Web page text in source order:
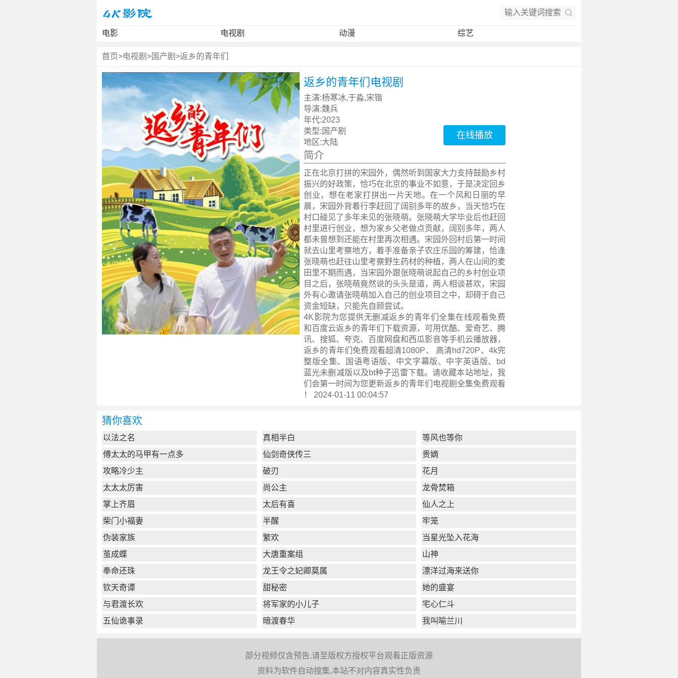
电影 电视剧 动漫 综艺
首页>电视剧 >国产剧 >返乡的青年们
返乡的青年们电视剧
主演:杨寒冰,于淼,宋锴
导演:魏兵
年代:2023
类型: 国产剧
地区:大陆
在线播放
简介
正在北京打拼的宋园外，偶然听到国家大力支持鼓励乡村
振兴的好政策，恰巧在北京的事业不如意，于是决定回乡
创业，想在老家打拼出一片天地。在一个风和日丽的早
晨，宋园外背着行李赶回了阔别多年的故乡，当天恰巧在
村口碰见了多年未见的张晓萌。张晓萌大学毕业后也赶回
村里进行创业，想为家乡父老做点贡献，阔别多年，两人
都未曾想到还能在村里再次相遇。宋园外回村后第一时间
就去山里考察地方，着手准备亲子农庄乐园的筹建，恰逢
张晓萌也赶往山里考察野生药材的种植，两人在山间的麦
田里不期而遇，当宋园外跟张晓萌说起自己的乡村创业项
目之后，张晓萌竟然说的头头是道，两人相谈甚欢，宋园
外有心邀请张晓萌加入自己的创业项目之中，却碍于自己
资金短缺，只能先自顾尝试。
4K影院为您提供无删减返乡的青年们全集在线观看免费
和百度云返乡的青年们下载资源，可用优酷、爱奇艺、腾
讯、搜狐、夸克、百度网盘和西瓜影音等手机云播放器，
返乡的青年们免费观看超清1080P、 高清hd720P、4k完
整版全集、国语粤语版、中文字幕版、中字英语版、bd
蓝光未删减版以及bt种子迅雷下载。请收藏本站地址，我
们会第一时间为您更新返乡的青年们电视剧全集免费观看
！ 2024-01-11 00:04:57
猜你喜欢
以法之名 真相半白
等风也等你
傅太太的马甲有一点多
仙剑奇侠传三
贵嫡
攻略冷少主
破刃
花月
太太太厉害
尚公主
龙骨焚箱
掌上齐眉
太后有喜
仙人之上
柴门小福妻
半醒
牢笼
伪装家族
繁欢
当星光坠入花海
茧成蝶
大唐重案组
山神
奉命还珠
龙王令之妃卿莫属
漂洋过海来送你
钦天奇谭
甜秘密
她的盛宴
与君渡长欢
将军家的小儿子
宅心仁斗
五仙诡事录
暗渡春华 我叫喻兰川
部分视频仅含预告,请至版权方授权平台观看正版资源
资料为软件自动搜集,本站不对内容真实性负责